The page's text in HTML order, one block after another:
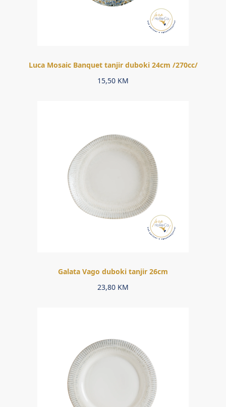
Luca Mosaic Banquet tanjir duboki 24cm /270cc/
15,50 KM
Galata Vago duboki tanjir 26cm
23,80 KM